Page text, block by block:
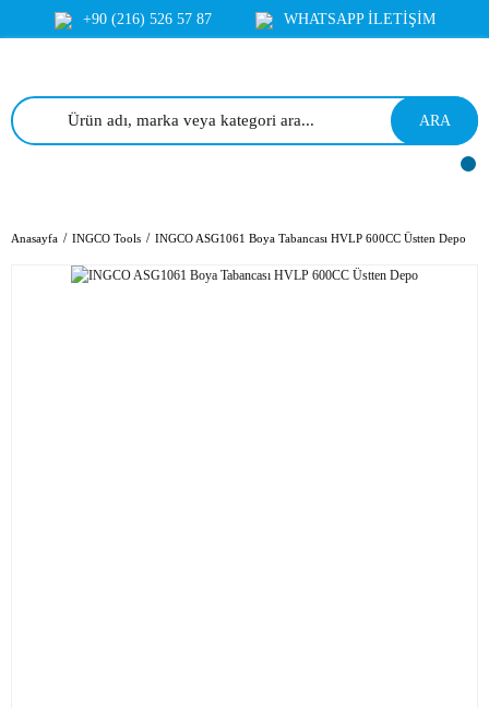
+90 (216) 526 57 87 WHATSAPP İLETİŞİM
ARA
Anasayfa INGCO Tools INGCO ASG1061 Boya Tabancası HVLP 600CC Üstten Depo